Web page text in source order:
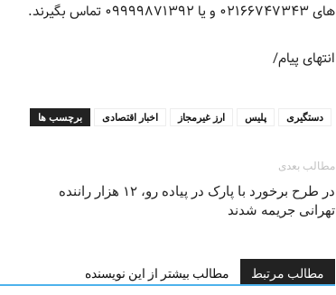
های ۰۲۱۶۶۷۴۷۳۴۳ و یا ۰۹۹۹۹۸۷۱۳۹۲ تماس بگیرند.
انتهای پیام/
برچسب ها اخبار اقتصادی ارز غیرمجاز پلیس دستگیری
مطالب بعدی
در طرح برخورد با پارک در پیاده رو، ۱۲ هزار راننده
تهرانی جریمه شدند
مطالب مرتبط مطالب بیشتر از این نویسنده